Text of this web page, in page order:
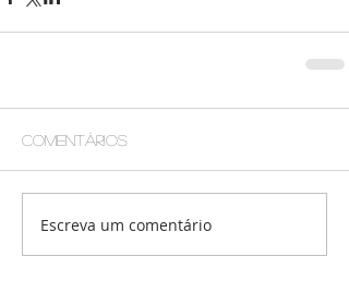
Comentários
Escreva um comentário